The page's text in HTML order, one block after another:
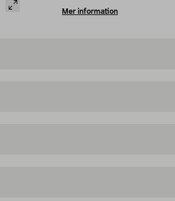
Mer information